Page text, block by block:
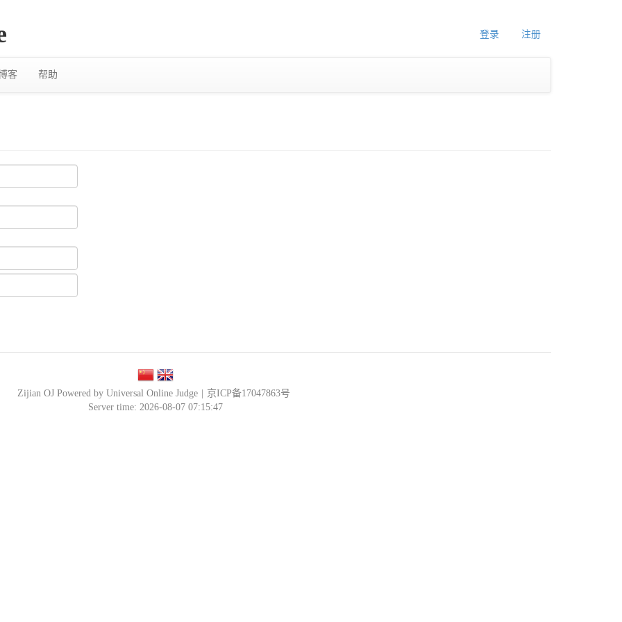
登录 注册
客 帮助
Zijian OJ Powered by Universal Online Judge
京ICP备17047863号
Server time: 2026-08-07 07:15:47